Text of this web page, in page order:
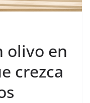
olivo en
crezca